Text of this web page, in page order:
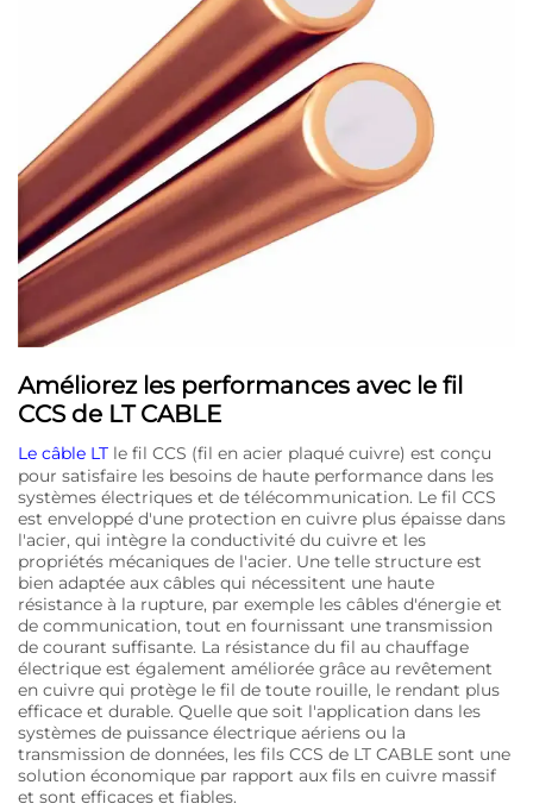
Améliorez les performances avec le fil
CCS de LT CABLE
Le câble LT le fil CCS (fil en acier plaqué cuivre) est conçu
pour satisfaire les besoins de haute performance dans les
systèmes électriques et de télécommunication. Le fil CCS
est enveloppé d'une protection en cuivre plus épaisse dans
l'acier, qui intègre la conductivité du cuivre et les
propriétés mécaniques de l'acier. Une telle structure est
bien adaptée aux câbles qui nécessitent une haute
résistance à la rupture, par exemple les câbles d'énergie et
de communication, tout en fournissant une transmission
de courant suffisante. La résistance du fil au chauffage
électrique est également améliorée grâce au revêtement
en cuivre qui protège le fil de toute rouille, le rendant plus
efficace et durable. Quelle que soit l'application dans les
systèmes de puissance électrique aériens ou la
transmission de données, les fils CCS de LT CABLE sont une
solution économique par rapport aux fils en cuivre massif
et sont efficaces et fiables.